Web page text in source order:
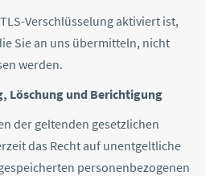
Verschlüsselung aktiviert ist,
Sie an uns übermitteln, nicht
werden.
Löschung und Berichtigung
der geltenden gesetzlichen
das Recht auf unentgeltliche
personenbezogenen